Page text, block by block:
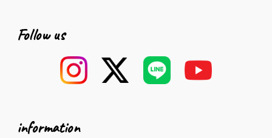
Follow us
information